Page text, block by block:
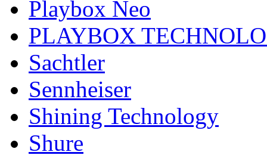
Playbox Neo
PLAYBOX
Sachtler
Sennheiser
Shining Technology
Shure